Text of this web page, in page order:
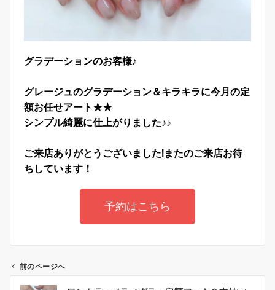
グラデーションのお客様♪
グレージュのグラデーション＆キラキラに今月の定
額お任せアート★★
シンプル綺麗に仕上がりました♪♪
ご来店ありがとうございました!またのご来店お待
ちしています！
予約はこちら
前のページへ